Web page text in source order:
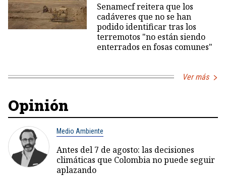
Senamecf reitera que los
cadáveres que no se han
podido identificar tras los
terremotos "no están siendo
enterrados en fosas comunes"
Ver más
Opinión
Medio Ambiente
Antes del 7 de agosto: las decisiones
climáticas que Colombia no puede seguir
aplazando